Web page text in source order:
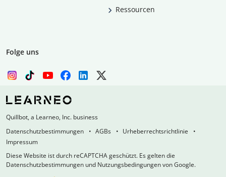
Ressourcen
Folge uns
Quillbot, a Learneo, Inc. business
Datenschutzbestimmungen
AGBs
Urheberrechtsrichtlinie
Impressum
Diese Website ist durch reCAPTCHA geschützt. Es gelten die
Datenschutzbestimmungen und Nutzungsbedingungen von Google.